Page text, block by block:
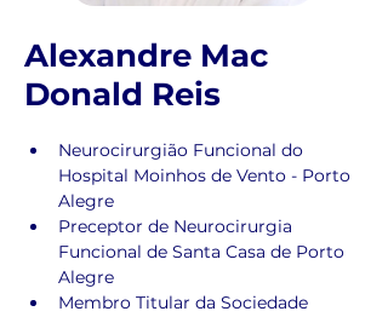
Alexandre Mac
Donald Reis
Neurocirurgião Funcional do
Hospital Moinhos de Vento - Porto
Alegre
Preceptor de Neurocirurgia
Funcional de Santa Casa de Porto
Alegre
Membro Titular da Sociedade